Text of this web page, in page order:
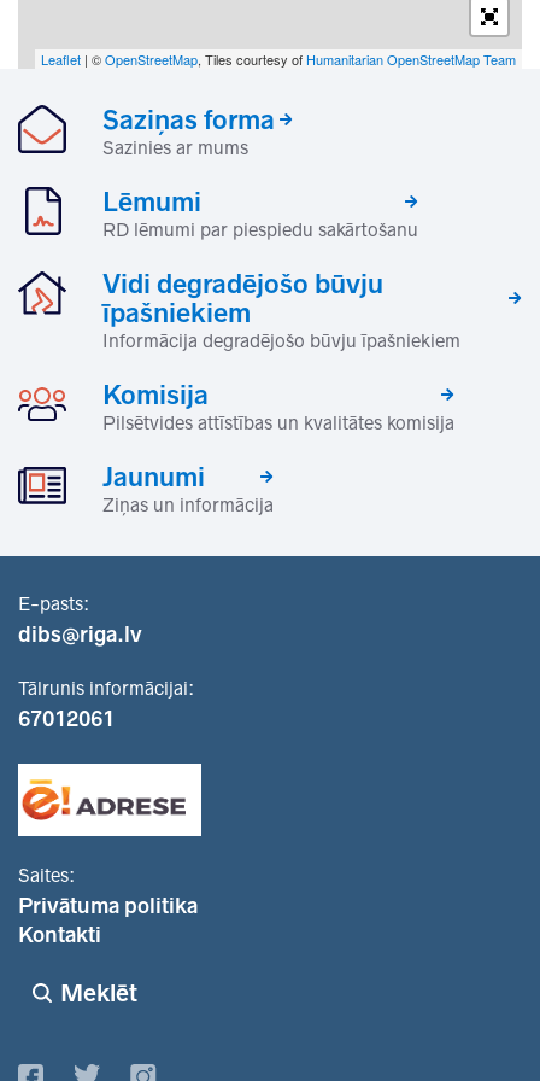
Leaflet | ©OpenStreetMap, Tiles courtesy of Humanitarian OpenStreetMap Team
Saziņas forma
Sazinies ar mums
Lēmumi
RD lēmumi par piespiedu sakārtošanu
Vidi degradējošo būvju
īpašniekiem
Informācija degradējošo būvju īpašniekiem
Komisija
Pilsētvides attīstības un kvalitātes komisija
Jaunumi
Ziņas un informācija
E-pasts:
dibs@riga.lv
Tālrunis informācijai:
67012061
Saites:
Privātuma politika
Kontakti
Meklēt